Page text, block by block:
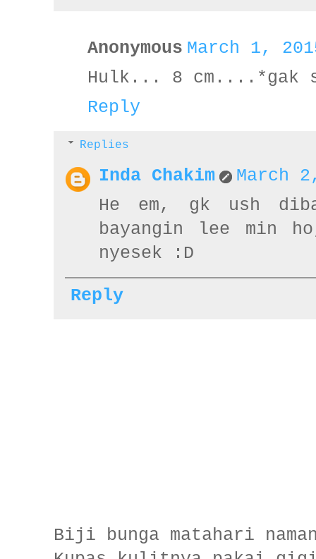
Anonymous March 1,
Hulk... 8 cm....*gak
Reply
Replies
Inda Chakim
March
He em, gk ush
bayangin lee min
nyesek :D
Reply
Biji bunga matahari